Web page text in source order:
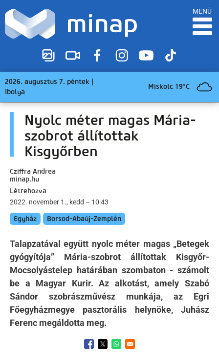
MENÜ
2026. augusztus 7. péntek |
Ibolya
Miskolc 19°C
Nyolc méter magas Mária-
szobrot állítottak
Kisgyőrben
Cziffra Andrea
minap.hu
Létrehozva
2022. november 1., kedd – 10:43
Egyház Borsod-Abaúj-Zemplén
Talapzatával együtt nyolc méter magas „Betegek
gyógyítója” Mária-szobrot állítottak Kisgyőr-
Mocsolyástelep határában szombaton - számolt
be a Magyar Kurir. Az alkotást, amely Szabó
Sándor szobrászművész munkája, az Egri
Főegyházmegye pasztorális helynöke, Juhász
Ferenc megáldotta meg.
Opens in a new window
Opens in a new window
Opens in a new window